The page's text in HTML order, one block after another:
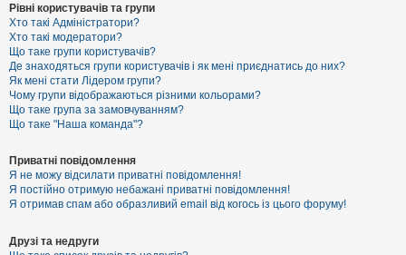
о
г
а
Рівні користувачів та групи
Хто такі Адміністратори?
Хто такі модератори?
Що таке групи користувачів?
Де знаходяться групи користувачів і як мені приєднатись до них?
Як мені стати Лідером групи?
Чому групи відображаються різними кольорами?
Що таке група за замовчуванням?
Що таке "Наша команда"?
Приватні повідомлення
Я не можу відсилати приватні повідомлення!
Я постійно отримую небажані приватні повідомлення!
Я отримав спам або образливий email від когось із цього форуму!
Друзі та недруги